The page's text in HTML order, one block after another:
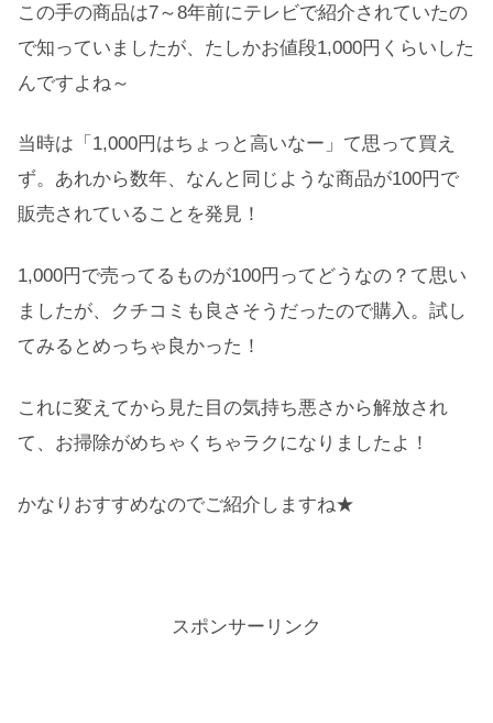
この手の商品は7～8年前にテレビで紹介されていたの
で知っていましたが、たしかお値段1,000円くらいした
んですよね～
当時は「1,000円はちょっと高いなー」て思って買え
ず。あれから数年、なんと同じような商品が100円で
販売されていることを発見！
1,000円で売ってるものが100円ってどうなの？て思い
ましたが、クチコミも良さそうだったので購入。試し
てみるとめっちゃ良かった！
これに変えてから見た目の気持ち悪さから解放され
て、お掃除がめちゃくちゃラクになりましたよ！
かなりおすすめなのでご紹介しますね★
スポンサーリンク